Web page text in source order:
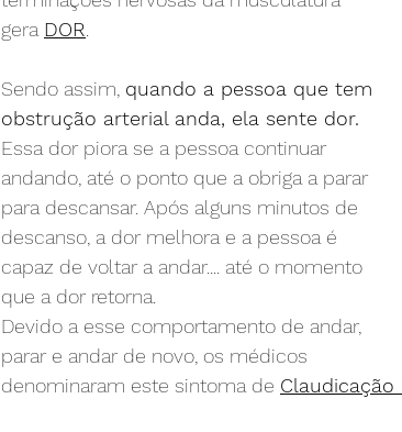
gera DOR
Sendo assim, quando a pessoa que tem
obstrução arterial anda, ela sente dor.
Essa dor piora se a pessoa continuar
andando, até o ponto que a obriga a parar
para descansar. Após alguns minutos de
descanso, a dor melhora e a pessoa é
capaz de voltar a andar.... até o momento
que a dor retorna.
Devido a esse comportamento de andar,
parar e andar de novo, os médicos
denominaram este sintoma de